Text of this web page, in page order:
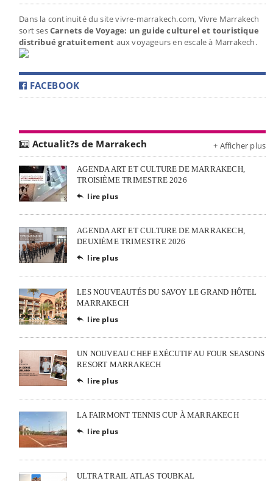
Dans la continuité du site vivre-marrakech.com, Vivre Marrakech
sort sesCarnets de Voyage: un guide culturel et touristique
distribué gratuitement aux voyageurs en escale à Marrakech.
FACEBOOK
Actualit?s de Marrakech + Afficher plus
AGENDA ART ET CULTURE DE MARRAKECH,
TROISIÈME TRIMESTRE 2026
 lire plus
AGENDA ART ET CULTURE DE MARRAKECH,
DEUXIÈME TRIMESTRE 2026
 lire plus
LES NOUVEAUTÉS DU SAVOY LE GRAND HÔTEL
MARRAKECH
 lire plus
UN NOUVEAU CHEF EXÉCUTIF AU FOUR SEASONS
RESORT MARRAKECH
 lire plus
LA FAIRMONT TENNIS CUP À MARRAKECH
 lire plus
ULTRA TRAIL ATLAS TOUBKAL